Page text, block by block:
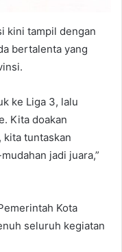
kini tampil dengan
bertalenta yang
ke Liga 3, lalu
Kita doakan
kita tuntaskan
jadi juara,”
Kota
seluruh kegiatan